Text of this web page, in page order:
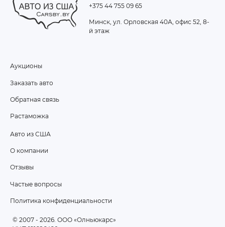
+375 44 755 09 65
Минск, ул. Орловская 40А, офис 52, 8-
й этаж
MENU
Аукционы
Заказать авто
Обратная связь
Растаможка
2
Авто из США
О компании
Отзывы
Частые вопросы
Политика конфиденциальности
© 2007 - 2026. ООО «Олньюкарс»